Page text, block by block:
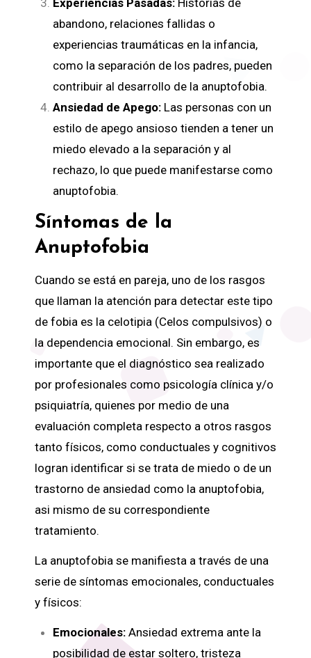
abandono, relaciones fallidas o
experiencias traumáticas en la infancia,
como la separación de los padres, pueden
contribuir al desarrollo de la anuptofobia.
Ansiedad de Apego: Las personas con un
estilo de apego ansioso tienden a tener un
miedo elevado a la separación y al
rechazo, lo que puede manifestarse como
anuptofobia.
Síntomas de la
Anuptofobia
Cuando se está en pareja, uno de los rasgos
que llaman la atención para detectar este tipo
de fobia es la celotipia (Celos compulsivos) o
la dependencia emocional. Sin embargo, es
importante que el diagnóstico sea realizado
por profesionales como psicología clínica y/o
psiquiatría, quienes por medio de una
evaluación completa respecto a otros rasgos
tanto físicos, como conductuales y cognitivos
logran identificar si se trata de miedo o de un
trastorno de ansiedad como la anuptofobia,
asi mismo de su correspondiente
tratamiento.
La anuptofobia se manifiesta a través de una
serie de síntomas emocionales, conductuales
y físicos:
Emocionales: Ansiedad extrema ante la
posibilidad de estar soltero, tristeza